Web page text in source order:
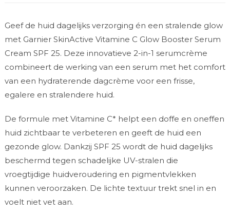
Geef de huid dagelijks verzorging én een stralende glow
met Garnier SkinActive Vitamine C Glow Booster Serum
Cream SPF 25. Deze innovatieve 2-in-1 serumcrème
combineert de werking van een serum met het comfort
van een hydraterende dagcrème voor een frisse,
egalere en stralendere huid.
De formule met Vitamine C* helpt een doffe en oneffen
huid zichtbaar te verbeteren en geeft de huid een
gezonde glow. Dankzij SPF 25 wordt de huid dagelijks
beschermd tegen schadelijke UV-stralen die
vroegtijdige huidveroudering en pigmentvlekken
kunnen veroorzaken. De lichte textuur trekt snel in en
voelt niet vet aan.